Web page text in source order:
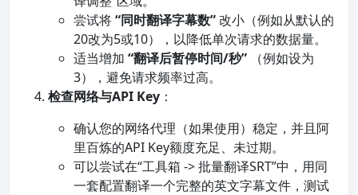
尝试将“同时翻译字幕数”改小（例如从默认的
20改为5或10），以降低单次请求的数据量。
适当增加 “翻译后暂停时间/秒” （例如设为
3），避免请求频率过高。
检查网络与API Key ：
确认您的网络代理（如果使用）稳定，并且阿
里百炼的API Key额度充足、未过期。
可以尝试在“工具箱 -> 批量翻译SRT”中，用同
一套配置翻译一个完整的英文字幕文件，测试